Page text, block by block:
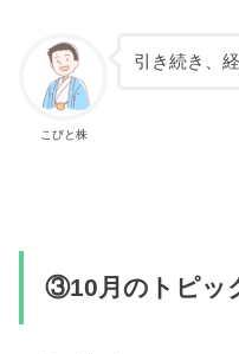
こびと株
引き続き、
③10月のトピッ